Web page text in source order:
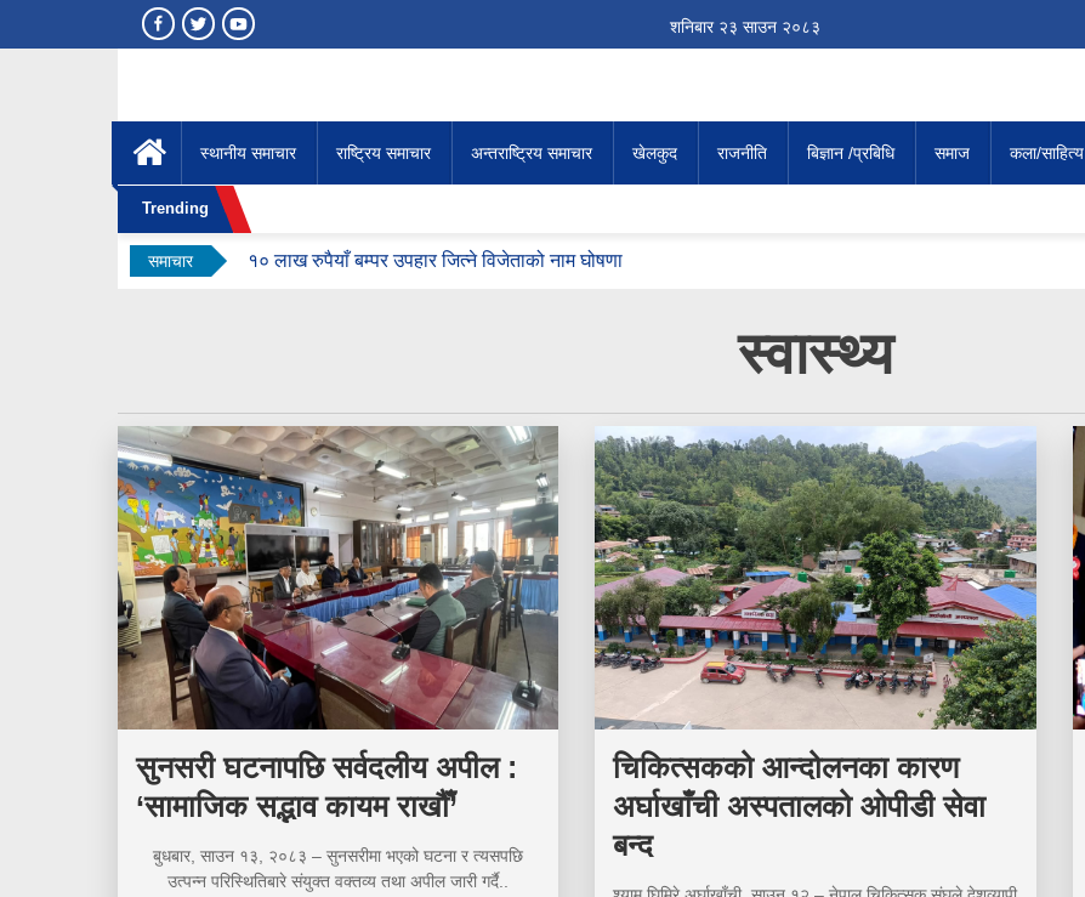
शनिबार २३ साउन २०८३
स्थानीय समाचार राष्ट्रिय समाचार अन्तराष्ट्रिय समाचार खेलकुद राजनीति बिज्ञान /प्रबिधि समाज कला/साहित्य
Trending
समाचार
१० लाख रुपैयाँ बम्पर उपहार जित्ने विजेताको नाम घोषणा
इरानका सर्वोच्च नेता मोज्तबा खामेनी अस्पताल भर्ना भएको इजरायली सञ्चारमाध्यमको दाबी
तीन दिनमा सुनको भाउ तोलामा १३ हजार १०० रुपैयाँले बढ्यो
स्वास्थ्य
सुनसरी घटनापछि सर्वदलीय अपील :
‘सामाजिक सद्भाव कायम राखौँ’
बुधबार, साउन १३, २०८३ – सुनसरीमा भएको घटना र त्यसपछि
उत्पन्न परिस्थितिबारे संयुक्त वक्तव्य तथा अपील जारी गर्दै..
चिकित्सकको आन्दोलनका कारण
अर्घाखाँची अस्पतालको ओपीडी सेवा
बन्द